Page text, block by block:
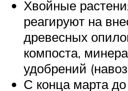
Хвойные
реагируют на
древесных
компоста,
удобрений
С конца марта